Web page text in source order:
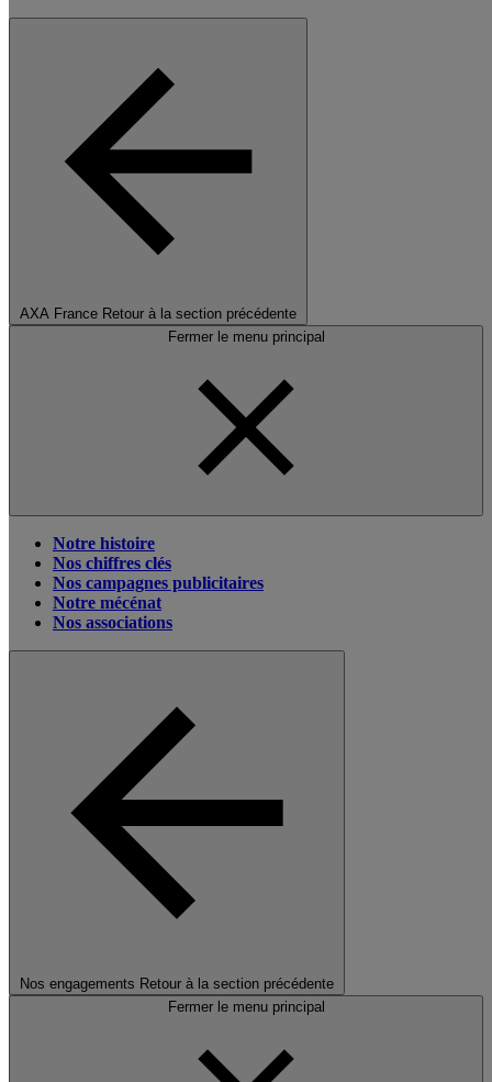
AXA France Retour à la section précédente
Fermer le menu principal
Notre histoire
Nos chiffres clés
Nos campagnes publicitaires
Notre mécénat
Nos associations
Nos engagements Retour à la section précédente
Fermer le menu principal